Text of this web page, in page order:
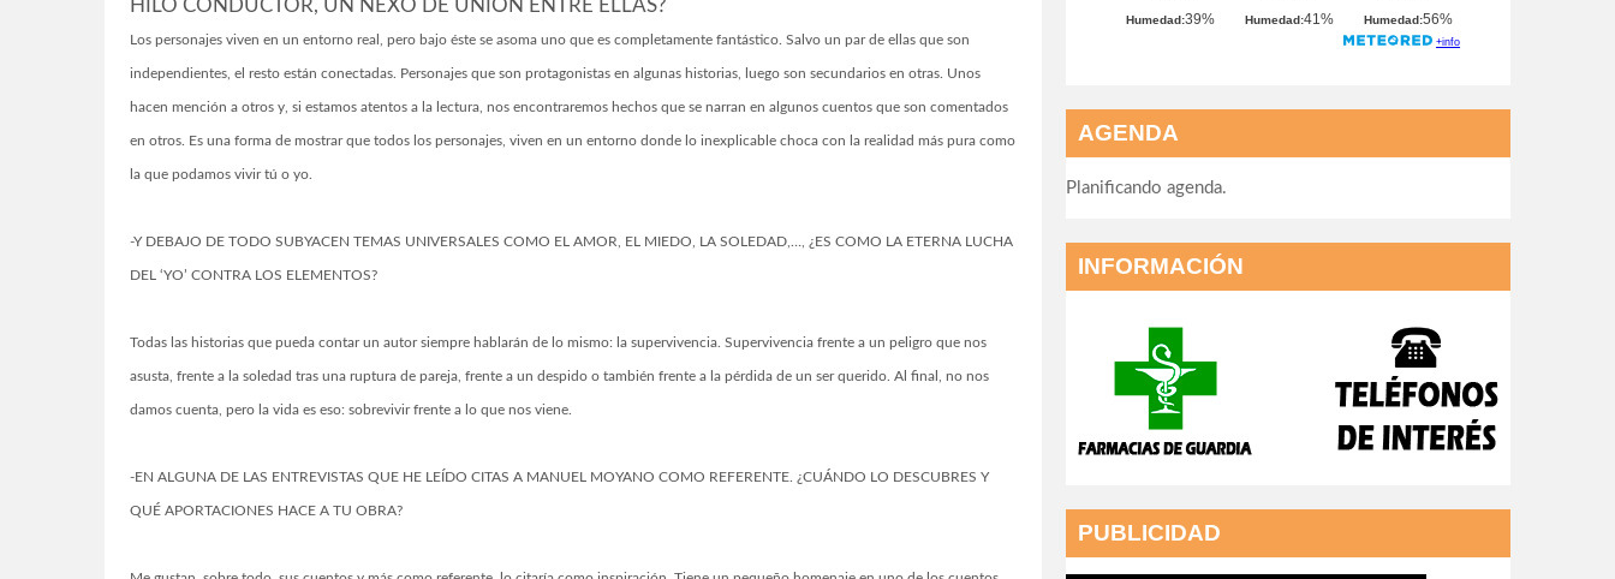
HILO CONDUCTOR, UN NEXO DE UNIÓN ENTRE ELLAS?
Los personajes viven en un entorno real, pero bajo éste se asoma uno que es completamente fantástico. Salvo un par de ellas que son
independientes, el resto están conectadas. Personajes que son protagonistas en algunas historias, luego son secundarios en otras. Unos
hacen mención a otros y, si estamos atentos a la lectura, nos encontraremos hechos que se narran en algunos cuentos que son comentados
en otros. Es una forma de mostrar que todos los personajes, viven en un entorno donde lo inexplicable choca con la realidad más pura como
la que podamos vivir tú o yo.
-Y DEBAJO DE TODO SUBYACEN TEMAS UNIVERSALES COMO EL AMOR, EL MIEDO, LA SOLEDAD,…, ¿ES COMO LA ETERNA LUCHA
DEL ‘YO’ CONTRA LOS ELEMENTOS?
Todas las historias que pueda contar un autor siempre hablarán de lo mismo: la supervivencia. Supervivencia frente a un peligro que nos
asusta, frente a la soledad tras una ruptura de pareja, frente a un despido o también frente a la pérdida de un ser querido. Al final, no nos
damos cuenta, pero la vida es eso: sobrevivir frente a lo que nos viene.
-EN ALGUNA DE LAS ENTREVISTAS QUE HE LEÍDO CITAS A MANUEL MOYANO COMO REFERENTE. ¿CUÁNDO LO DESCUBRES Y
QUÉ APORTACIONES HACE A TU OBRA?
AGENDA
Planificando agenda.
INFORMACIÓN
PUBLICIDAD